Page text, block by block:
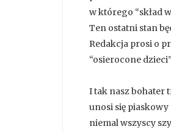
w którego “skład
Ten ostatni stan
Redakcja prosi o
“osierocone
I tak nasz bohater
unosi się
niemal wszyscy